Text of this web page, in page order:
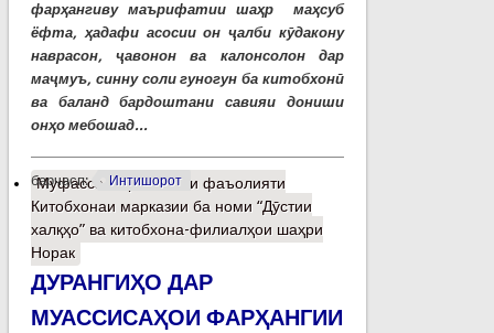
фарҳангиву маърифатии шаҳр маҳсуб
ёфта, ҳадафи асосии он ҷалби кӯдакону
наврасон, ҷавонон ва калонсолон дар
маҷмуъ, синну соли гуногун ба китобхонӣ
ва баланд бардоштани савияи дониши
онҳо мебошад...
барчасп: Интишорот
Муфассалтаро Вазъи фаъолияти
Китобхонаи марказии ба номи “Дӯстии
халқҳо” ва китобхона-филиалҳои шаҳри
Норак
ДУРАНГИҲО ДАР
МУАССИСАҲОИ ФАРҲАНГИИ